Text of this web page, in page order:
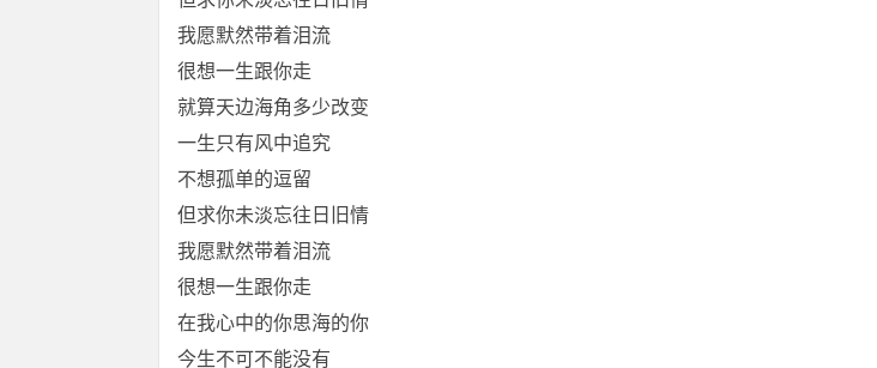
我愿默然带着泪流
很想一生跟你走
就算天边海角多少改变
一生只有风中追究
不想孤单的逗留
但求你未淡忘往日旧情
我愿默然带着泪流
很想一生跟你走
在我心中的你思海的你
今生不可不能没有